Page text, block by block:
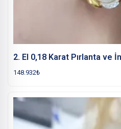
2. El 0,18 Karat Pırlanta ve
148.932₺